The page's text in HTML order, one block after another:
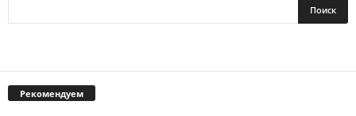
Рекомендуем